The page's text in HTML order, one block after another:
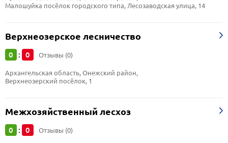
Малошуйка посёлок городского типа, Лесозаводская улица, 14
Верхнеозерское лесничество
0 : 0 Отзывы (0)
Архангельская область, Онежский район,
Верхнеозерский посёлок, 1
Межхозяйственный лесхоз
0 : 0 Отзывы (0)